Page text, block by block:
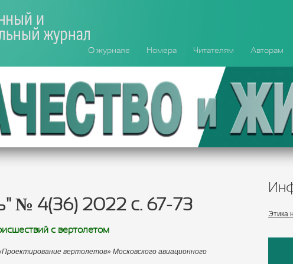
О журнале Номера Читателям Авторам
№ 4(36) 2022 c. 67-73
с вертолетом
вертолетов» Московского авиационного
Этика